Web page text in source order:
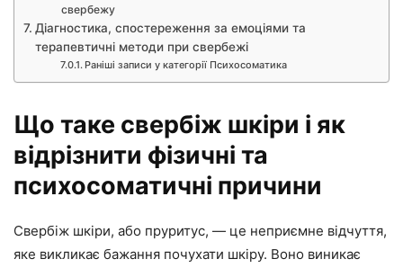
свербежу
Діагностика, спостереження за емоціями та
терапевтичні методи при свербежі
Раніші записи у категорії Психосоматика
Що таке свербіж шкіри і як
відрізнити фізичні та
психосоматичні причини
Свербіж шкіри, або пруритус, — це неприємне відчуття,
яке викликає бажання почухати шкіру. Воно виникає